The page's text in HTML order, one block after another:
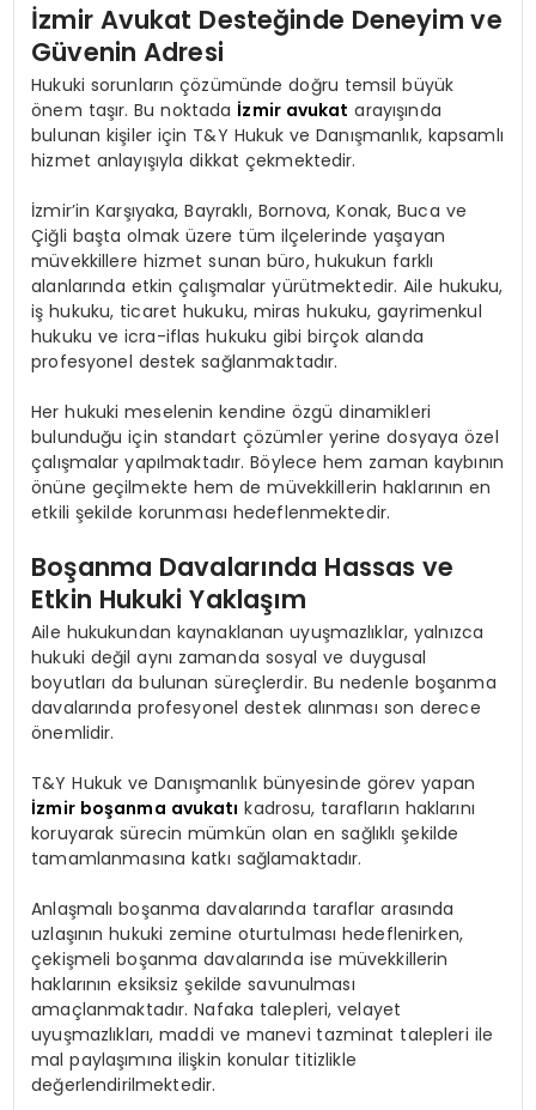
İzmir Avukat Desteğinde Deneyim ve
Güvenin Adresi
Hukuki sorunların çözümünde doğru temsil büyük
önem taşır. Bu noktada İzmir avukat arayışında
bulunan kişiler için T&Y Hukuk ve Danışmanlık, kapsamlı
hizmet anlayışıyla dikkat çekmektedir.
İzmir’in Karşıyaka, Bayraklı, Bornova, Konak, Buca ve
Çiğli başta olmak üzere tüm ilçelerinde yaşayan
müvekkillere hizmet sunan büro, hukukun farklı
alanlarında etkin çalışmalar yürütmektedir. Aile hukuku,
iş hukuku, ticaret hukuku, miras hukuku, gayrimenkul
hukuku ve icra-iflas hukuku gibi birçok alanda
profesyonel destek sağlanmaktadır.
Her hukuki meselenin kendine özgü dinamikleri
bulunduğu için standart çözümler yerine dosyaya özel
çalışmalar yapılmaktadır. Böylece hem zaman kaybının
önüne geçilmekte hem de müvekkillerin haklarının en
etkili şekilde korunması hedeflenmektedir.
Boşanma Davalarında Hassas ve
Etkin Hukuki Yaklaşım
Aile hukukundan kaynaklanan uyuşmazlıklar, yalnızca
hukuki değil aynı zamanda sosyal ve duygusal
boyutları da bulunan süreçlerdir. Bu nedenle boşanma
davalarında profesyonel destek alınması son derece
önemlidir.
T&Y Hukuk ve Danışmanlık bünyesinde görev yapan
İzmir boşanma avukatı kadrosu, tarafların haklarını
koruyarak sürecin mümkün olan en sağlıklı şekilde
tamamlanmasına katkı sağlamaktadır.
Anlaşmalı boşanma davalarında taraflar arasında
uzlaşının hukuki zemine oturtulması hedeflenirken,
çekişmeli boşanma davalarında ise müvekkillerin
haklarının eksiksiz şekilde savunulması
amaçlanmaktadır. Nafaka talepleri, velayet
uyuşmazlıkları, maddi ve manevi tazminat talepleri ile
mal paylaşımına ilişkin konular titizlikle
değerlendirilmektedir.